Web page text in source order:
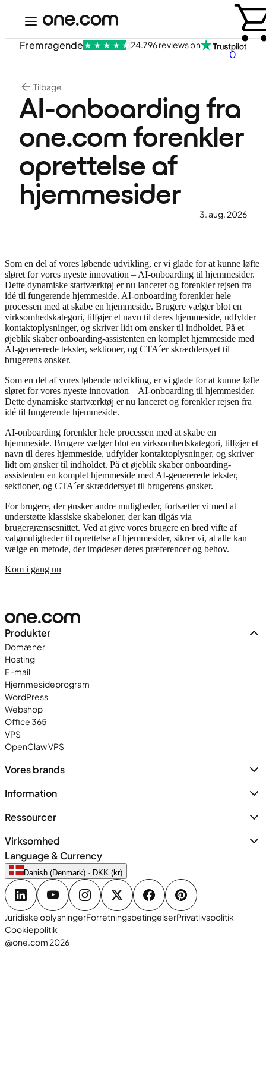
0
Fremragende 24.796 reviews on
Tilbage
AI-onboarding fra
one.com forenkler
oprettelse af
hjemmesider
3. aug. 2026
Som en del af vores løbende udvikling, er vi glade for at kunne løfte
sløret for vores nyeste innovation – AI-onboarding til hjemmesider.
Dette dynamiske startværktøj er nu lanceret og forenkler rejsen fra
idé til fungerende hjemmeside. AI-onboarding forenkler hele
processen med at skabe en hjemmeside. Brugere vælger blot en
virksomhedskategori, tilføjer et navn til deres hjemmeside, udfylder
kontaktoplysninger, og skriver lidt om ønsker til indholdet. På et
øjeblik skaber onboarding-assistenten en komplet hjemmeside med
AI-genererede tekster, sektioner, og CTA´er skræddersyet til
brugerens ønsker.
Som en del af vores løbende udvikling, er vi glade for at kunne løfte
sløret for vores nyeste innovation – AI-onboarding til hjemmesider.
Dette dynamiske startværktøj er nu lanceret og forenkler rejsen fra
idé til fungerende hjemmeside.
AI-onboarding forenkler hele processen med at skabe en
hjemmeside. Brugere vælger blot en virksomhedskategori, tilføjer et
navn til deres hjemmeside, udfylder kontaktoplysninger, og skriver
lidt om ønsker til indholdet. På et øjeblik skaber onboarding-
assistenten en komplet hjemmeside med AI-genererede tekster,
sektioner, og CTA´er skræddersyet til brugerens ønsker.
For brugere, der ønsker andre muligheder, fortsætter vi med at
understøtte klassiske skabeloner, der kan tilgås via
brugergrænsesnittet. Ved at give vores brugere en bred vifte af
valgmuligheder til oprettelse af hjemmesider, sikrer vi, at alle kan
vælge en metode, der imødeser deres præferencer og behov.
Kom i gang nu
Produkter
Domæner
Hosting
E-mail
Hjemmesideprogram
WordPress
Webshop
Office 365
VPS
OpenClaw VPS
Vores brands
Information
Ressourcer
Virksomhed
Language & Currency
Danish (Denmark) · DKK (kr)
Juridiske oplysningerForretningsbetingelserPrivatlivspolitik
Cookiepolitik
@one.com 2026